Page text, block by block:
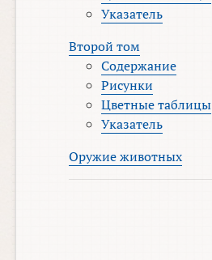
Указатель
Второй том
Содержание
Рисунки
Цветные таблицы
Указатель
Оружие животных